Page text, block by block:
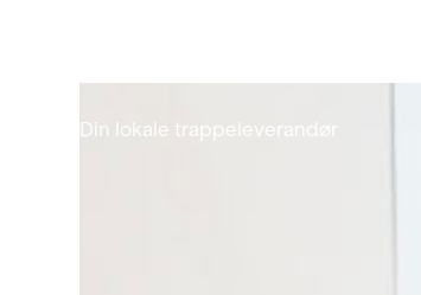
Din lokale trappeleverandør